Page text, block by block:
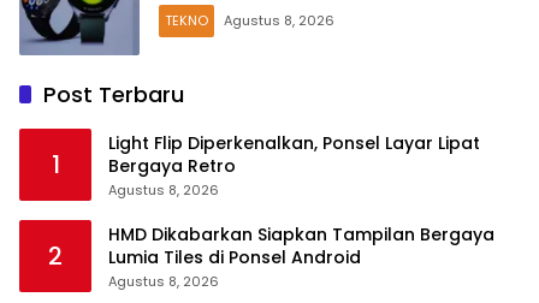
TEKNO Agustus 8, 2026
Post Terbaru
1
Light Flip Diperkenalkan, Ponsel Layar Lipat
Bergaya Retro
Agustus 8, 2026
2
HMD Dikabarkan Siapkan Tampilan Bergaya
Lumia Tiles di Ponsel Android
Agustus 8, 2026